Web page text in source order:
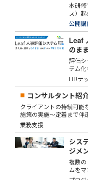
本研
ス）
公開講
Leaf
のま
評価
テム化
HRテ
コンサルタント紹
クライアントの持続可能
施策の実施～定着まで伴
業務支援
シス
ジメ
複数
ムを